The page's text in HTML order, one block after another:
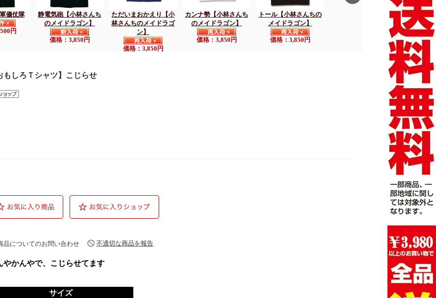
もしろＴシャツ】こじらせ
品についてのお問い合わせ 不適切な商品を報告
やかんやで、こじらせてます
サイズ